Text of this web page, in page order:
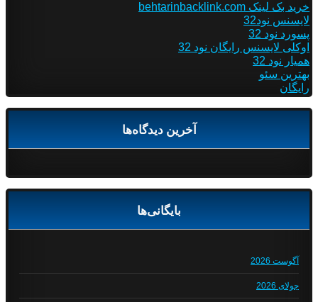
خرید بک لینک behtarinbacklink.com
لایسنس نود32
پسورد نود 32
اوکلی لایسنس رایگان نود 32
همیار نود 32
بهترین سئو
رایگان
آخرین دیدگاه‌ها
بایگانی‌ها
آگوست 2026
جولای 2026